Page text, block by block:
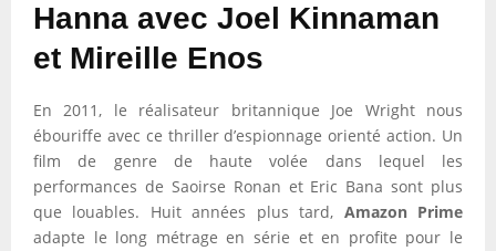
Hanna avec Joel Kinnaman
et Mireille Enos
En 2011, le réalisateur britannique Joe Wright nous
ébouriffe avec ce thriller d’espionnage orienté action. Un
film de genre de haute volée dans lequel les
performances de Saoirse Ronan et Eric Bana sont plus
que louables. Huit années plus tard, Amazon Prime
adapte le long métrage en série et en profite pour le